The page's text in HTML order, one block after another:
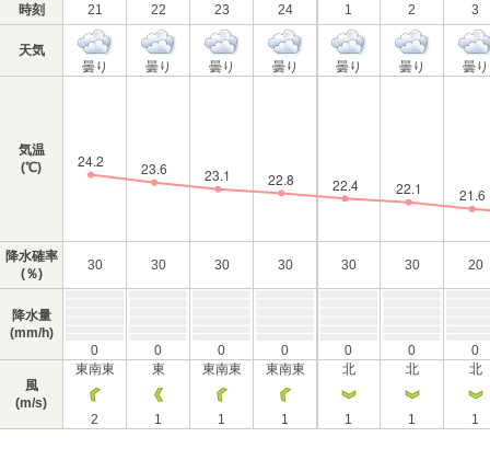
時刻
21 22 23 24 1 2 3
天気
曇り
曇り 曇り 曇り 曇り 曇り 曇り
気温
(℃)
降水確率
(％)
30 30 30 30 30 30 20
降水量
(mm/h)
0
0 0 0 0 0 0
風
(m/s)
東南東
2
東
1
東南東
1
東南東
1
北
1
北
1
北
1